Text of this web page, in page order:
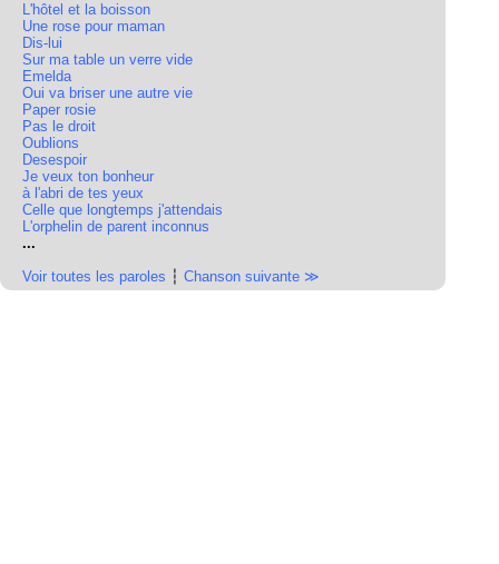
L'hôtel et la boisson
Une rose pour maman
Dis-lui
Sur ma table un verre vide
Emelda
Oui va briser une autre vie
Paper rosie
Pas le droit
Oublions
Desespoir
Je veux ton bonheur
à l'abri de tes yeux
Celle que longtemps j'attendais
L'orphelin de parent inconnus
...
Voir toutes les paroles ┆ Chanson suivante ≫